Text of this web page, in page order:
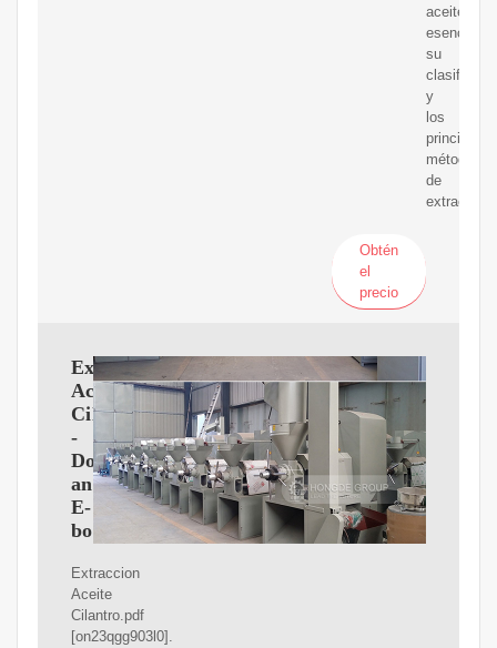
aceites
su
y
los
principales
métodos
de
extracción
Obtén
el
precio
Extraccion
Aceite
Cilantro.pdf
-
Documents
and
E-
books
Extraccion
Aceite
Cilantro.pdf
[on23qgg903l0].